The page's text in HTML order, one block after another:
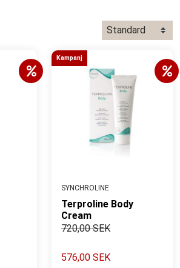
Kampanj
SYNCHROLINE
Terproline Body
Cream
720,00 SEK
576,00 SEK